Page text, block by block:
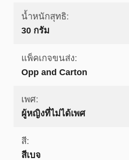
น้ำหนักสุทธิ:
30 กรัม
แพ็คเกจขนส่ง:
Opp and Carton
เพศ:
ผู้หญิงที่ไม่ได้เพศ
สี:
สีเบจ